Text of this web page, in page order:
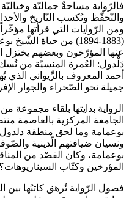
فالرّواية مساحةٌ جماليّة
والتّحفّظ وتُكسب التّاريخ
ومن الرّوايات التي قرأتها
(1883-1894) من حياة
عنها المؤرّخون وبعضهم يختزل
دَلْدول: العُمرة المنسيّة من
أحمد المعروف بالزِّيواني
جميلة نحو الصّحراء والجوار
الرواية بدايتها بلقاء
الجامعة المركزية بالعاصمة
بوعمامة وما لحق منطقة
ونسيان ضيافتهم الّدينية
بوعمامة، وكان القصْد من
المؤرخين وكتّاب السيناريوهات؟
فصول الرّواية تُرهق كاتبُها بين